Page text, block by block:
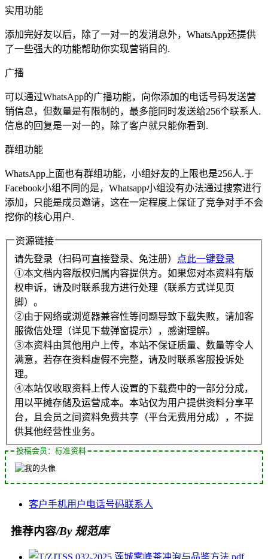
实用功能
添加完好友以后，除了一对一的发消息外，WhatsApp还提供
了一些强大的功能帮助你实现营销目的.
广播
可以通过WhatsApp的广播功能，向你添加的电话号码发送营
销信息，但数量是有限制的，最多能同时发送给256个联系人.
信息的回复是一对一的，除了客户就只能你看到.
群组功能
WhatsApp上面也有群组功能，小组好友的上限也是256人.于
Facebook小组不同的是，Whatsapp小组没有办法通过搜索进行
添加，只能是成员邀请，这在一定程度上保证了竞争对手不会
挖你的核心用户.
资源链接
请先登录（扫码可直接登录、免注册）
点此一键登录
①本文档内容版权归属内容提供方。如果您对本资料有版
权申诉，请及时联系我方进行处理（联系方式详见页
脚）。
②由于网络或浏览器兼容性等问题导致下载失败，请加客
服微信处理（详见下载弹窗提示），感谢理解。
③本资料由其他用户上传，本站不保证质量、数量等令人
满意，若存在资料虚假不完整，请及时联系客服投诉处
理。
④本站仅收取资料上传人设置的下载费中的一部分分成，
用以平摊存储及运营成本。本站仅为用户提供资料分享平
台，且会员之间资料免费共享（平台无费用分成），不提
供其他经营性业务。
投稿会员：标准资料
客户手机用户 电话号码联系人
推荐内容/By 规范库